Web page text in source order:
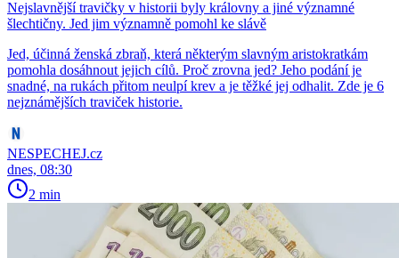
Nejslavnější travičky v historii byly královny a jiné významné
šlechtičny. Jed jim významně pomohl ke slávě
Jed, účinná ženská zbraň, která některým slavným aristokratkám
pomohla dosáhnout jejich cílů. Proč zrovna jed? Jeho podání je
snadné, na rukách přitom neulpí krev a je těžké jej odhalit. Zde je 6
nejznámějších traviček historie.
NESPECHEJ.cz
dnes, 08:30
2 min